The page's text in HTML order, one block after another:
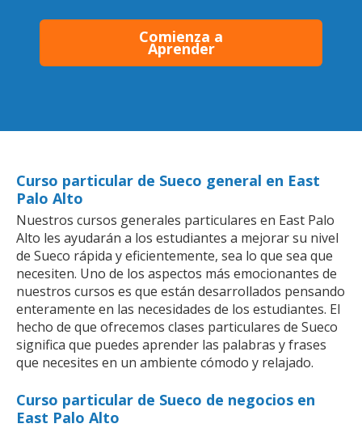
Comienza a
Aprender
Curso particular de Sueco general en East
Palo Alto
Nuestros cursos generales particulares en East Palo
Alto les ayudarán a los estudiantes a mejorar su nivel
de Sueco rápida y eficientemente, sea lo que sea que
necesiten. Uno de los aspectos más emocionantes de
nuestros cursos es que están desarrollados pensando
enteramente en las necesidades de los estudiantes. El
hecho de que ofrecemos clases particulares de Sueco
significa que puedes aprender las palabras y frases
que necesites en un ambiente cómodo y relajado.
Curso particular de Sueco de negocios en
East Palo Alto